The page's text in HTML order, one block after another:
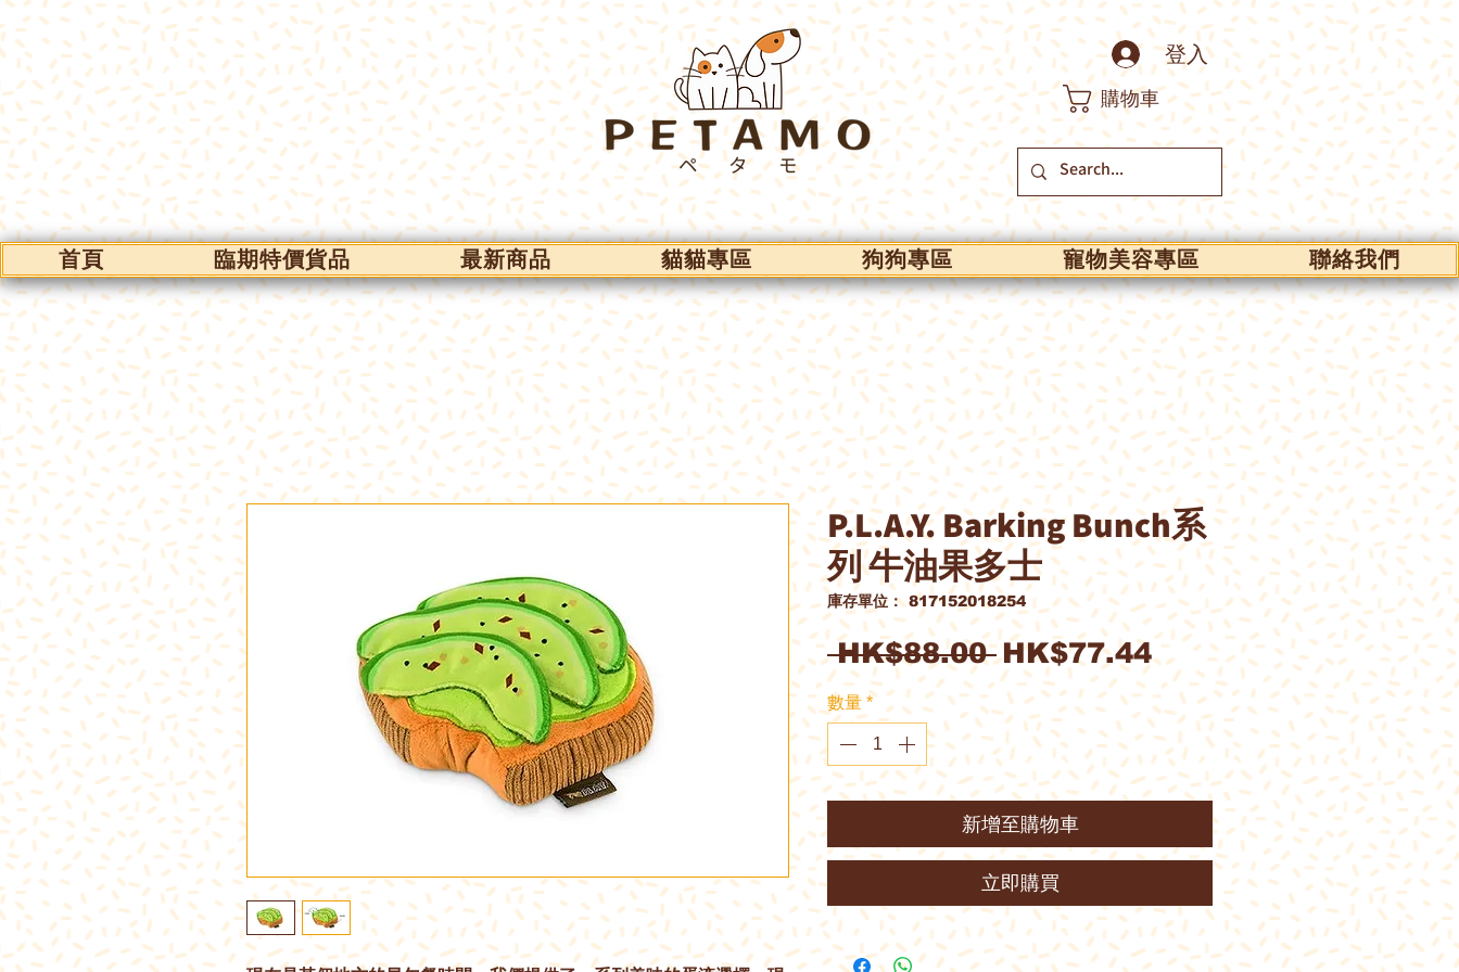
登入
購物車
首頁 臨期特價貨品 最新商品 貓貓專區 狗狗專區 寵物美容專區 聯絡我們
P.L.A.Y. Barking Bunch系
列 牛油果多士
庫存單位： 817152018254
HK$88.00 一
般
價
格
HK$77.44促
銷
價
格
數量 *
新增至購物車
立即購買